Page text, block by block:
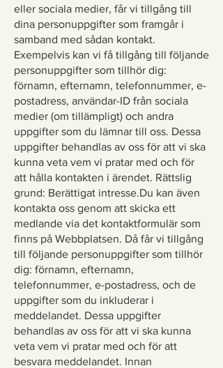
eller sociala medier, får vi tillgång till
dina personuppgifter som framgår i
samband med sådan kontakt.
Exempelvis kan vi få tillgång till följande
personuppgifter som tillhör dig:
förnamn, efternamn, telefonnummer, e-
postadress, användar-ID från sociala
medier (om tillämpligt) och andra
uppgifter som du lämnar till oss. Dessa
uppgifter behandlas av oss för att vi ska
kunna veta vem vi pratar med och för
att hålla kontakten i ärendet. Rättslig
grund: Berättigat intresse.Du kan även
kontakta oss genom att skicka ett
medlande via det kontaktformulär som
finns på Webbplatsen. Då får vi tillgång
till följande personuppgifter som tillhör
dig: förnamn, efternamn,
telefonnummer, e-postadress, och de
uppgifter som du inkluderar i
meddelandet. Dessa uppgifter
behandlas av oss för att vi ska kunna
veta vem vi pratar med och för att
besvara meddelandet. Innan